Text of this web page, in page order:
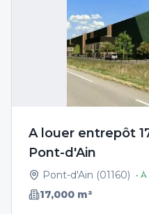
A louer entrepôt
Pont-d'Ain
Pont-d'Ain (01160) • À
17,000 m²